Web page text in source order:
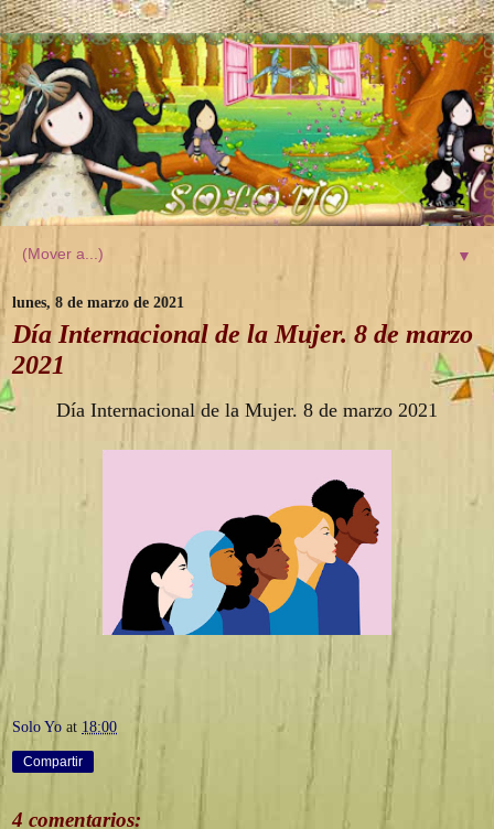
▼
lunes, 8 de marzo de 2021
Día Internacional de la Mujer. 8 de marzo
2021
Día Internacional de la Mujer. 8 de marzo 2021
Solo Yo at 18:00
Compartir
4 comentarios: